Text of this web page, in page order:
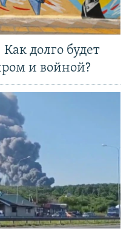
долго будет
и войной?